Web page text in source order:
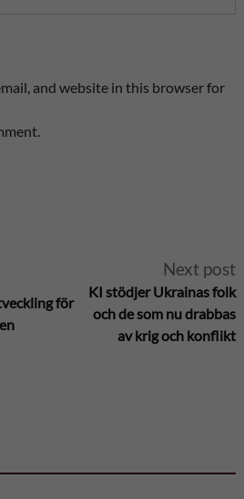
and website in this browser for
för
Next post
KI stödjer Ukrainas folk
och de som nu drabbas
av krig och konflikt